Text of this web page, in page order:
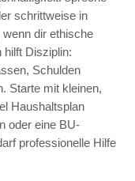
schrittweise in
dir ethische
Disziplin:
Schulden
Starte mit kleinen,
Haushaltsplan
oder eine BU-
professionelle Hilfe